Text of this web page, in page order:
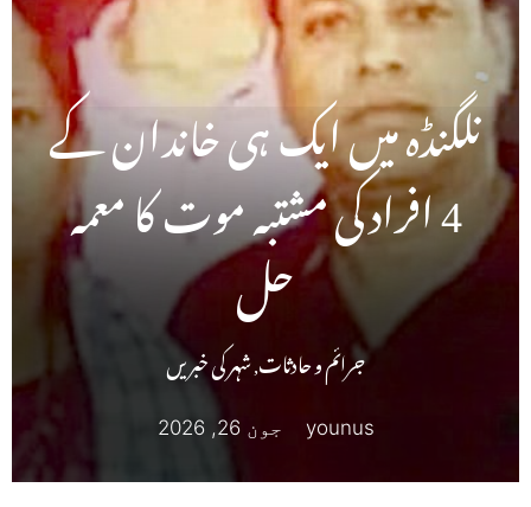
نلگنڈہ میں ایک ہی خاندان کے
4 افراد کی مشتبہ موت کا معمہ
حل
جرائم و حادثات,شہر کی خبریں
younus جون 26, 2026